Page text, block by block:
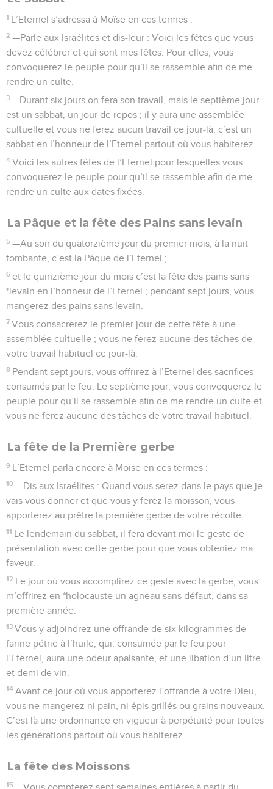
La fête des Huttes
L’Eternel s’adressa à Moïse en ces termes :
34 —Parle aux Israélites, et dis-leur : Le quinzième jour de ce
septième mois, aura lieu la fête des Cabanes ; on la
célébrera durant sept jours en l’honneur de l’Eternel.
35
Le premier jour, il y aura une assemblée cultuelle ; vous
ne ferez aucune tâche de votre travail habituel ce jour-là.
36 Pendant sept jours, vous offrirez à l’Eternel des sacrifices
consumés par le feu. Le huitième jour, vous aurez encore
une assemblée cultuelle et vous m’offrirez des sacrifices
ferez aucune tâche de votre travail habituel ce jour-là.
37
Telles sont les fêtes à célébrer en l’honneur de l’Eternel,
et pour lesquelles vous convoquerez le peuple pour qu’il se
l’Eternel, en sacrifices consumés par le feu, les *holocaustes
et les offrandes, les sacrifices et les libations, requis pour
chaque jour.
Ils viendront s’ajouter à ceux que vous offrirez lors de mes
sabbats, à vos dons, aux sacrifices offerts pour accomplir un
*vœu ou volontairement.
39
Le quinzième jour du septième mois quand vous aurez
récolté tous les produits de vos terres, vous célébrerez une
fête en l’honneur de l’Eternel pendant sept jours. Le premier
Le premier jour, vous prendrez de beaux fruits de vos
arbres, des branches de palmiers, des rameaux d’arbres
touffus et de saules des rivières. Pendant sept jours, vous
vous réjouirez devant moi, l’Eternel votre Dieu.
41 Vous célébrerez cette fête en l’honneur de l’Eternel sept
jours par an. C’est une ordonnance en vigueur à perpétuité,
pour toutes les générations : vous la célébrerez le septième
mois.
42 Vous habiterez pendant sept jours dans des cabanes ;
tous ceux qui seront nés en Israël logeront dans des cabanes
43 pour que vos descendants sachent que j’ai fait habiter les
Israélites sous des tentes lorsque je les ai fait sortir d’Egypte.
Je suis l’Eternel votre Dieu.
44 C’est ainsi que Moïse transmit aux Israélites les
instructions concernant les fêtes de l’Eternel.
La Bible Du Semeur Copyright © 1992, 1999 by Biblica, Inc.® Used by permission.
All rights reserved worldwide.
Lévitique 24